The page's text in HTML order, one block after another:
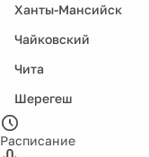
Ханты-Мансийск
Чайковский
Чита
Шерегеш
Расписание